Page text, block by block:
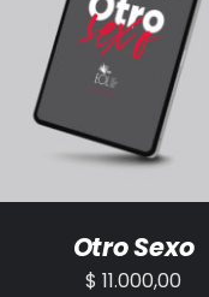
AÑADIR AL CARRITO /
Otro Sexo
$ 11.000,00